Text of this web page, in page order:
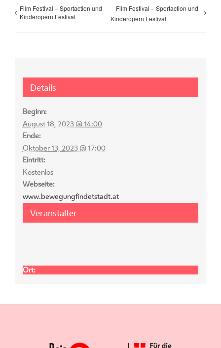
Film Festival – Sportaction und
Kinderopern Festival
Film Festival – Sportaction und
Kinderopern Festival
Details
Beginn:
August 18, 2023 @ 14:00
Ende:
Oktober 13, 2023 @ 17:00
Eintritt:
Kostenlos
Webseite:
www.bewegungfindetstadt.at
Veranstalter
Ort: